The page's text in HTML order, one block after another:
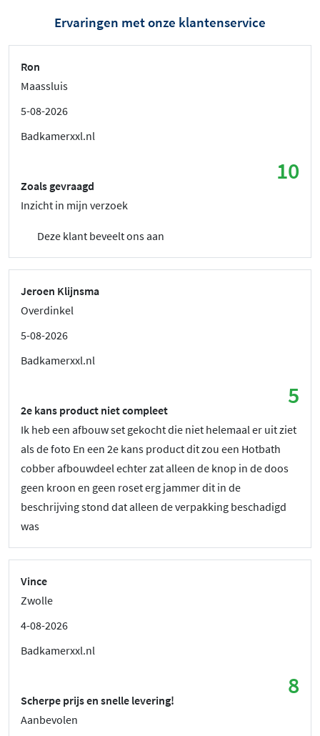
Ervaringen met onze klantenservice
Ron
Maassluis
5-08-2026
Badkamerxxl.nl
10
Zoals gevraagd
Inzicht in mijn verzoek
Deze klant beveelt ons aan
Jeroen Klijnsma
Overdinkel
5-08-2026
Badkamerxxl.nl
5
2e kans product niet compleet
Ik heb een afbouw set gekocht die niet helemaal er uit ziet
als de foto En een 2e kans product dit zou een Hotbath
cobber afbouwdeel echter zat alleen de knop in de doos
geen kroon en geen roset erg jammer dit in de
beschrijving stond dat alleen de verpakking beschadigd
was
Vince
Zwolle
4-08-2026
Badkamerxxl.nl
8
Scherpe prijs en snelle levering!
Aanbevolen